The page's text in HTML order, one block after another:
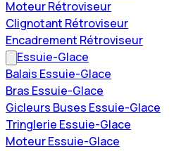
Moteur Rétroviseur
Clignotant Rétroviseur
Encadrement Rétroviseur
Essuie-Glace
Balais Essuie-Glace
Bras Essuie-Glace
Gicleurs Buses Essuie-Glace
Tringlerie Essuie-Glace
Moteur Essuie-Glace